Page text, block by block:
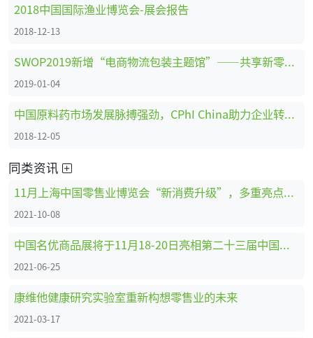
2018中国国际渔业博览会-展会报告
2018-12-13
SWOP2019新增“电商物流包装主题馆”——共享新零售时代商机
2019-01-04
中国原料药市场发展脉搏强劲，CPhI China助力企业转型创新、全面升级 ！
2018-12-05
同类资讯
11月上海中国零售业博览会“新消费升级”，多重亮点释放新活力
2021-10-08
中国名优商品展将于11月18-20日亮相第二十三届中国零售业博览会
2021-06-25
康维他健康研究实验室重新构想零售业的未来
2021-03-17